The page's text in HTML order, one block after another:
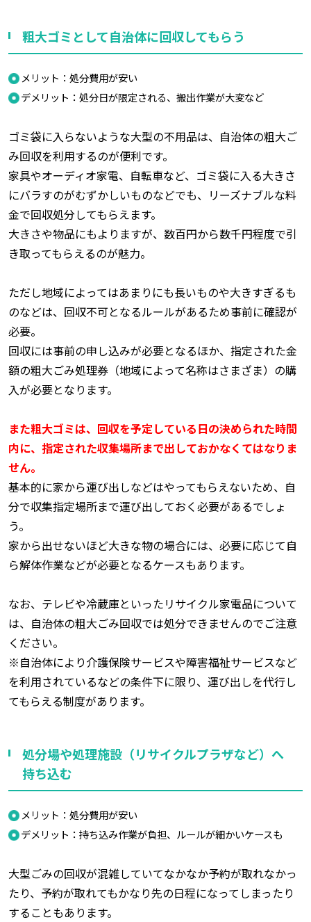
粗大ゴミとして自治体に回収してもらう
メリット：処分費用が安い
デメリット：処分日が限定される、搬出作業が大変など
ゴミ袋に入らないような大型の不用品は、自治体の粗大ご
み回収を利用するのが便利です。
家具やオーディオ家電、自転車など、ゴミ袋に入る大きさ
にバラすのがむずかしいものなどでも、リーズナブルな料
金で回収処分してもらえます。
大きさや物品にもよりますが、数百円から数千円程度で引
き取ってもらえるのが魅力。
ただし地域によってはあまりにも長いものや大きすぎるも
のなどは、回収不可となるルールがあるため事前に確認が
必要。
回収には事前の申し込みが必要となるほか、指定された金
額の粗大ごみ処理券（地域によって名称はさまざま）の購
入が必要となります。
また粗大ゴミは、回収を予定している日の決められた時間
内に、指定された収集場所まで出しておかなくてはなりま
せん。
基本的に家から運び出しなどはやってもらえないため、自
分で収集指定場所まで運び出しておく必要があるでしょ
う。
家から出せないほど大きな物の場合には、必要に応じて自
ら解体作業などが必要となるケースもあります。
なお、テレビや冷蔵庫といったリサイクル家電品について
は、自治体の粗大ごみ回収では処分できませんのでご注意
ください。
※自治体により介護保険サービスや障害福祉サービスなど
を利用されているなどの条件下に限り、運び出しを代行し
てもらえる制度があります。
処分場や処理施設（リサイクルプラザなど）へ
持ち込む
メリット：処分費用が安い
デメリット：持ち込み作業が負担、ルールが細かいケースも
大型ごみの回収が混雑していてなかなか予約が取れなかっ
たり、予約が取れてもかなり先の日程になってしまったり
することもあります。